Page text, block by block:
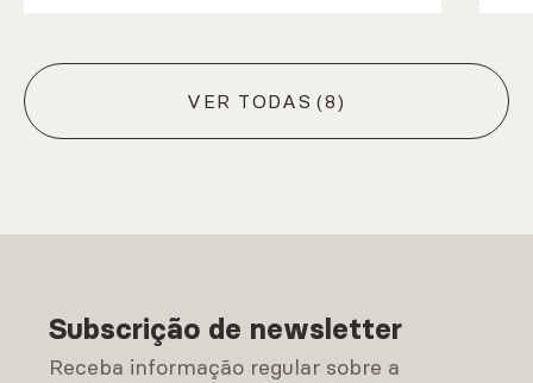
VER TODAS (8)
Subscrição de newsletter
Receba informação regular sobre a